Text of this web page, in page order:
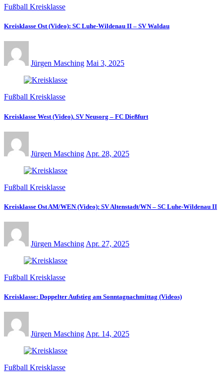
Fußball Kreisklasse
Kreisklasse Ost (Video): SC Luhe-Wildenau II – SV Waldau
Jürgen Masching Mai 3, 2025
Fußball Kreisklasse
Kreisklasse West (Video). SV Neusorg – FC Dießfurt
Jürgen Masching Apr. 28, 2025
Fußball Kreisklasse
Kreisklasse Ost AM/WEN (Video): SV Altenstadt/WN – SC Luhe-Wildenau II
Jürgen Masching Apr. 27, 2025
Fußball Kreisklasse
Kreisklasse: Doppelter Aufstieg am Sonntagnachmittag (Videos)
Jürgen MaschingApr. 14, 2025
Fußball Kreisklasse